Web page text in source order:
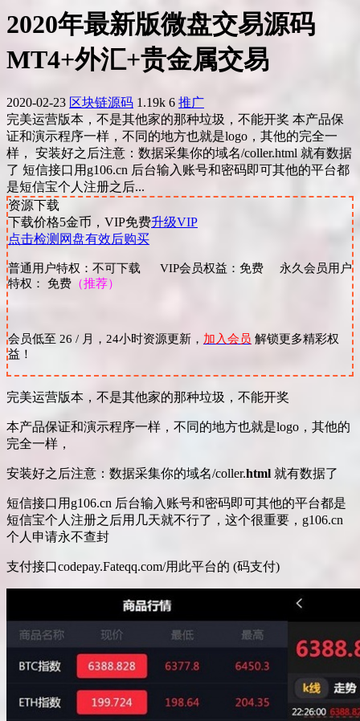
2020年最新版微盘交易源码
MT4+外汇+贵金属交易
2020-02-23 区块链源码 1.19k 6 推广
完美运营版本，不是其他家的那种垃圾，不能开奖 本产品保
证和演示程序一样，不同的地方也就是logo，其他的完全一
样， 安装好之后注意：数据采集你的域名/coller.html 就有数据
了 短信接口用g106.cn 后台输入账号和密码即可其他的平台都
是短信宝个人注册之后...
资源下载
下载价格5金币，VIP免费升级VIP
点击检测网盘有效后购买
普通用户特权：不可下载 VIP会员权益：免费 永久会员用户
特权： 免费 （推荐）
会员低至 26 / 月，24小时资源更新， 加入会员 解锁更多精彩权
益！
完美运营版本，不是其他家的那种垃圾，不能开奖
本产品保证和演示程序一样，不同的地方也就是logo，其他的
完全一样，
安装好之后注意：数据采集你的域名/coller.html 就有数据了
短信接口用g106.cn 后台输入账号和密码即可其他的平台都是
短信宝个人注册之后用几天就不行了，这个很重要，g106.cn
个人申请永不查封
支付接口codepay.Fateqq.com/用此平台的 (码支付)